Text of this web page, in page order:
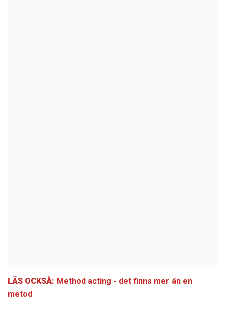
LÄS OCKSÅ: Method acting - det finns mer än en
metod